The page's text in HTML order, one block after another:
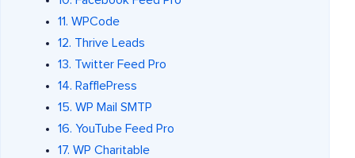
11. WPCode
12. Thrive Leads
13. Twitter Feed Pro
14. RafflePress
15. WP Mail SMTP
16. YouTube Feed Pro
17. WP Charitable